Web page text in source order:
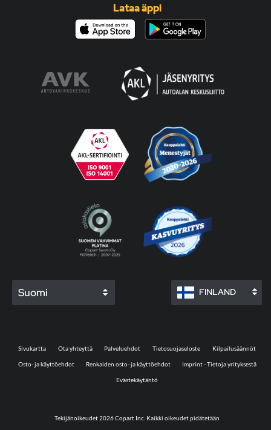
Lataa äppi
Suomi FINLAND
Tekijänoikeudet 2026 Copart Inc. Kaikki oikeudet pidätetään
Sivukartta Ota yhteyttä Palveluehdot Tietosuojaseloste Kilpailusäännöt
Osto- ja käyttöehdot Renkaiden osto- ja käyttöehdot Imprint - Tietoja yrityksestä
Evästekäytäntö